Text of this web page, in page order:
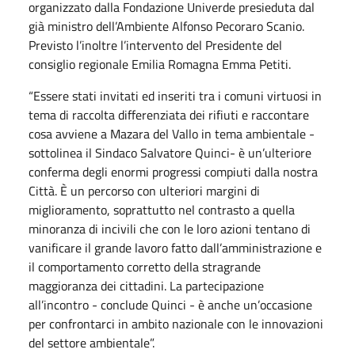
organizzato dalla Fondazione Univerde presieduta dal
già ministro dell’Ambiente Alfonso Pecoraro Scanio.
Previsto l’inoltre l’intervento del Presidente del
consiglio regionale Emilia Romagna Emma Petiti.
“Essere stati invitati ed inseriti tra i comuni virtuosi in
tema di raccolta differenziata dei rifiuti e raccontare
cosa avviene a Mazara del Vallo in tema ambientale -
sottolinea il Sindaco Salvatore Quinci- è un’ulteriore
conferma degli enormi progressi compiuti dalla nostra
Città. È un percorso con ulteriori margini di
miglioramento, soprattutto nel contrasto a quella
minoranza di incivili che con le loro azioni tentano di
vanificare il grande lavoro fatto dall’amministrazione e
il comportamento corretto della stragrande
maggioranza dei cittadini. La partecipazione
all’incontro - conclude Quinci - è anche un’occasione
per confrontarci in ambito nazionale con le innovazioni
del settore ambientale”.